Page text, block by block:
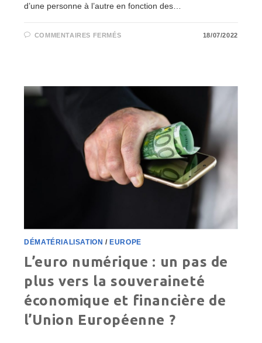
d’une personne à l’autre en fonction des…
COMMENTAIRES FERMÉSSUR
DES
SITUATIONS
HANDICAP
18/07/2022
DÉMATÉRIALISATION / EUROPE
L’euro numérique : un pas de
plus vers la souveraineté
économique et financière de
l’Union Européenne ?